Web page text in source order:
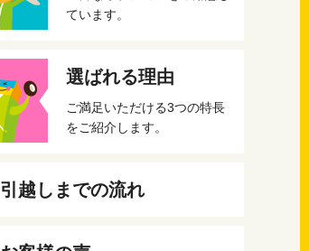
ています。
選ばれる理由
ご満足いただける3つの特長
をご紹介します。
引越しまでの流れ